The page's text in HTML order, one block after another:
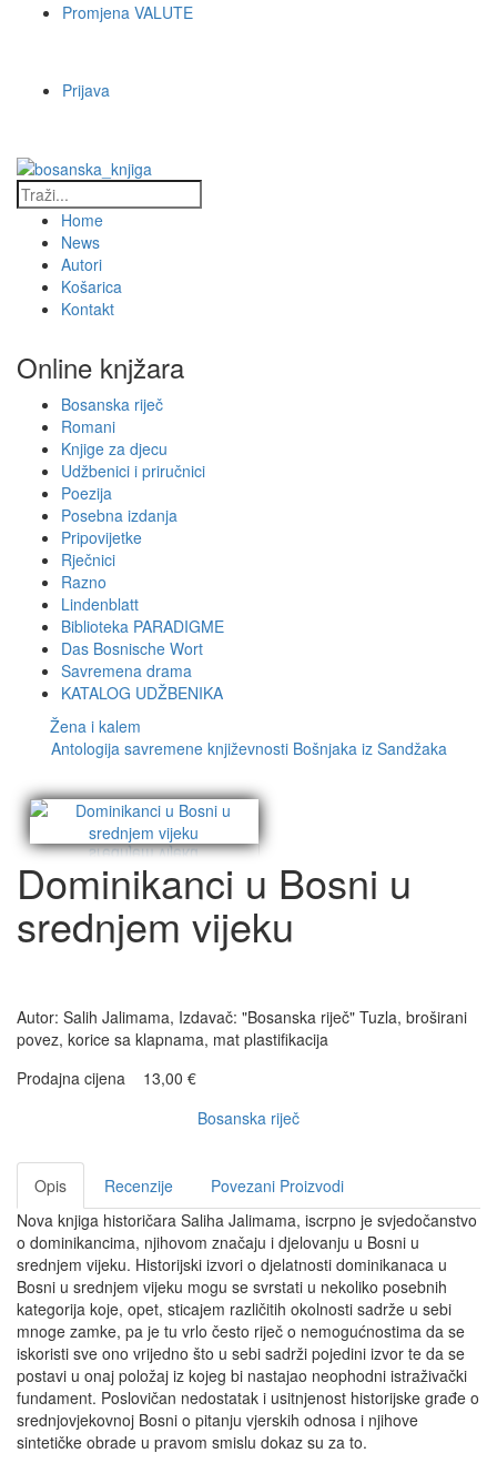
Promjena VALUTE
Prijava
Home
News
Autori
Košarica
Kontakt
Online knjžara
Bosanska riječ
Romani
Knjige za djecu
Udžbenici i priručnici
Poezija
Posebna izdanja
Pripovijetke
Rječnici
Razno
Lindenblatt
Biblioteka PARADIGME
Das Bosnische Wort
Savremena drama
KATALOG UDŽBENIKA
Žena i kalem
Antologija savremene književnosti Bošnjaka iz Sandžaka
Dominikanci u Bosni u
srednjem vijeku
Autor: Salih Jalimama, Izdavač: "Bosanska riječ" Tuzla, broširani
povez, korice sa klapnama, mat plastifikacija
Prodajna cijena
13,00 €
Bosanska riječ
Opis Recenzije
Povezani Proizvodi
Nova knjiga historičara Saliha Jalimama, iscrpno je svjedočanstvo
o dominikancima, njihovom značaju i djelovanju u Bosni u
srednjem vijeku. Historijski izvori o djelatnosti dominikanaca u
Bosni u srednjem vijeku mogu se svrstati u nekoliko posebnih
kategorija koje, opet, sticajem različitih okolnosti sadrže u sebi
mnoge zamke, pa je tu vrlo često riječ o nemogućnostima da se
iskoristi sve ono vrijedno što u sebi sadrži pojedini izvor te da se
postavi u onaj položaj iz kojeg bi nastajao neophodni istraživački
fundament. Poslovičan nedostatak i usitnjenost historijske građe o
srednjovjekovnoj Bosni o pitanju vjerskih odnosa i njihove
sintetičke obrade u pravom smislu dokaz su za to.